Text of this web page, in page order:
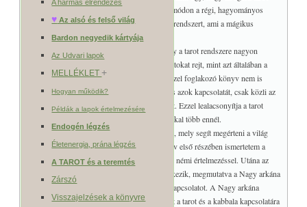
A hármas elrendezés
♥ Az alsó és felső világ
Bardon negyedik kártyája
Az Udvari lapok
MELLÉKLET+
Hogyan működik?
Példák a lapok értelmezésére
Endogén légzés
Életenergia, prána légzés
A TAROT és a teremtés
Zárszó
Visszajelzések a könyvre
egységes rendszere megvilágosodik. Érdekes módon a régi, hagyományos
ábrázolások még tartalmazzák azt a szimbólumrendszert, ami a mágikus
szemlélet alapja.
Ebben a könyvben megpróbáltam feltárni, hogy a tarot rendszere nagyon
logikus felépítésű, és sokkal mélyebb kapcsolatokat rejt, mint azt általában a
tarotról ismertetni szoktak. Sajnos a legtöbb ezzel foglakozó könyv nem is
keresi az egyes lapok valódi értelmének okát és azok kapcsolatát, csak közli az
olvasóval a szerinte ide tartozó tulajdonságokat. Ezzel lealacsonyítja a tarot
jellegét a jóskártyák szintjére, holott a tarot sokkal több ennél.
A tarot rendszere olyan összefüggéseket tár fel, mely segít megérteni a világ
rendjét, működését és sok rejtett titkát. A könyv első részében ismertetem a
Nagy arkána hagyományos képi szimbolikáját, némi értelmezéssel. Utána az
elemek és a Kis arkána rövid jellemzése következik, megmutatva a Nagy arkána
és a Kis arkána számozott lapjai közti szoros kapcsolatot. A Nagy arkána
részletes tárgyalása előtt, szentelek néhány szót a tarot és a kabbala kapcsolatára